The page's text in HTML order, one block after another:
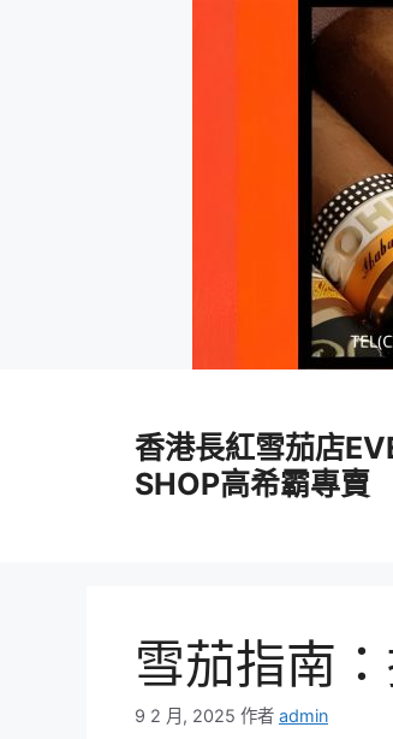
香港長紅雪茄店
SHOP高希霸專賣
雪茄指南
9 2 月, 2025 作者 admin